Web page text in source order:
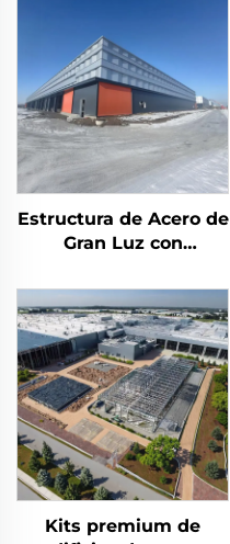
Estructura de Acero de
Gran Luz con
Estructura de Acero
Prefabricada Cerchas
de Techo de Acero
Estructuras Metálicas
para Almacenes
Kits premium de